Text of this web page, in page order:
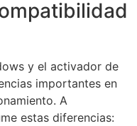
y el activador de
importantes en
A
estas diferencias: